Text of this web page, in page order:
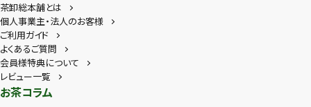
茶卸総本舗とは
個人事業主・法人のお客様
ご利用ガイド
よくあるご質問
会員様特典について
レビュー一覧
お茶コラム